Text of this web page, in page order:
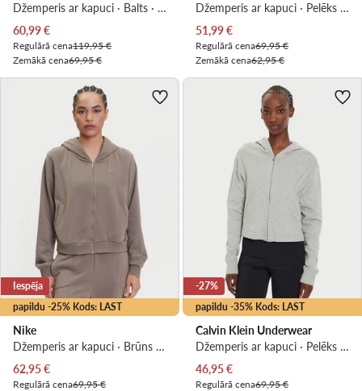
Džemperis ar kapuci · Balts · Relaxed Fit
Pašreizējā cena
60,99€
Regulārā cena119,95 €
Zemākā cena69,95 €
Džemperis ar kapuci · Pelēks · Relaxed Fit
Pašreizējā cena
51,99€
Regulārā cena69,95 €
Zemākā cena62,95 €
papildu -25% Kods: LAST
Iespēja
Nike
Džemperis ar kapuci · Brūns · Relaxed Fit
Pašreizējā cena
62,95€
Regulārā cena69,95 €
papildu -35% Kods: LAST
-27%
Calvin Klein Underwear
Džemperis ar kapuci · Pelēks · Regular Fit
Pašreizējā cena
46,95€
Regulārā cena69,95 €